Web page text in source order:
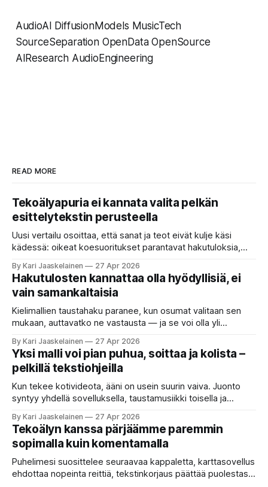
AudioAI DiffusionModels MusicTech
SourceSeparation OpenData OpenSource
AIResearch AudioEngineering
READ MORE
Tekoälyapuria ei kannata valita pelkän
esittelytekstin perusteella
Uusi vertailu osoittaa, että sanat ja teot eivät kulje käsi
kädessä: oikeat koesuoritukset parantavat hakutuloksia,
etsimässä verkosta apuria, joka hoitaisi puolestasi arjen
askareita: täyttäisi lomakkeen, järjestäisi matkasuunnitelman
tai seulisi pitkän asiakirjakasan ydinkohdat. Vastassa on
valikoima, joka muistuttaa sovelluskauppaa steroideilla.
Jokainen ”tekoälyagentti” lupaa paljon
By Kari Jaaskelainen 27 Apr 2026
Hakutulosten kannattaa olla hyödyllisiä, ei
vain samankaltaisia
Kielimallien taustahaku paranee, kun osumat valitaan sen
mukaan, auttavatko ne vastausta — ja se voi olla yli
että kysyt työpaikan chat-robotilta: “Mitä viime kuun
kokouspäiväkirjassa päätettiin etätyöpäivistä?” Robotti
selaa arkistoja ja poimii sinulle pätkän, jossa toistellaan, mitä
etätyö tarkoittaa. Teksti on aiheeltaan lähellä kysymystä,
By Kari Jaaskelainen 27 Apr 2026
Yksi malli voi pian puhua, soittaa ja kolista –
pelkillä tekstiohjeilla
Kun tekee kotivideota, ääni on usein suurin vaiva. Juonto
syntyy yhdellä sovelluksella, taustamusiikki toisella ja
erilaisia komentoja, eikä mikään niistä oikein “puhu”
toistensa kanssa. Lopputulos on pienen palapelityön tulos.
Vuosia on ajateltu, että näin tämän kuuluukin mennä. Puhe
on sanoja ja lauseita – hyvin jäsenneltyä.
By Kari Jaaskelainen 27 Apr 2026
Tekoälyn kanssa pärjäämme paremmin
sopimalla kuin komentamalla
Puhelimesi suosittelee seuraavaa kappaletta, karttasovellus
ehdottaa nopeinta reittiä, tekstinkorjaus päättää puolestasi,